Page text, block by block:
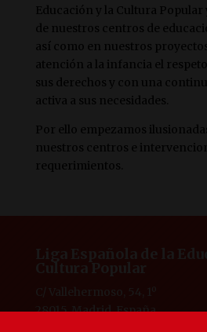
Educación y la Cultura Popular
de nuestros centros de
así como en nuestros
atención a la infancia el
sus derechos y con una
activa a sus necesidades.
Por ello empezamos
nuestros centros e
requerimientos.
28015, Madrid, España